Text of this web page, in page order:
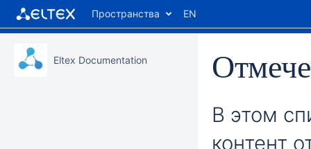
Пространства EN
Eltex Documentation
В этом
контент